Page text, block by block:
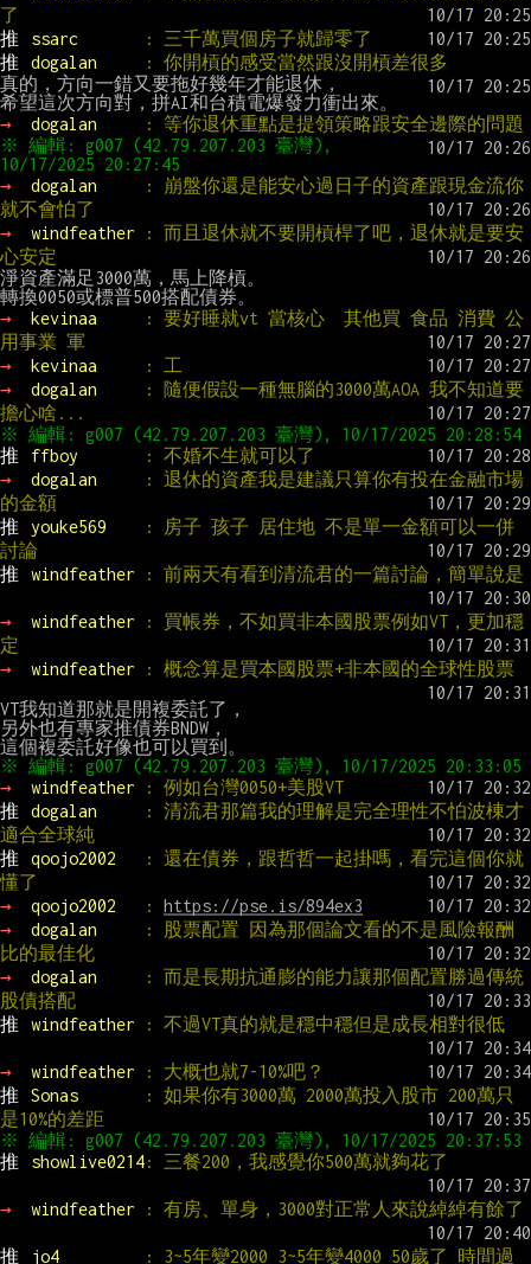
了
推
ssarc
: 三千萬買個房子就歸零了
推
dogalan
: 你開槓的感受當然跟沒開槓差很多
真的，方向一錯又要拖好幾年才能退休，
→
dogalan
: 等你退休重點是提領策略跟安全邊際的問題
※ 編輯: g007 (42.79.207.203 臺灣),
→
dogalan
: 崩盤你還是能安心過日子的資產跟現金流你
就不會怕了
→
windfeather
: 而且退休就不要開槓桿了吧，退休就是要安
心安定
淨資產滿足3000萬，馬上降槓。
→
kevinaa
: 要好睡就vt 當核心  其他買 食品 消費 公
用事業 軍
→
kevinaa
: 工
→
dogalan
: 隨便假設一種無腦的3000萬AOA 我不知道要
擔心啥...
推
ffboy
: 不婚不生就可以了
→
dogalan
: 退休的資產我是建議只算你有投在金融市場
的金額
推
youke569
: 房子 孩子 居住地 不是單一金額可以一併
討論
推
windfeather : 前兩天有看到清流君的一篇討論，簡單說是
→ windfeather
: 買帳券，不如買非本國股票例如VT，更加穩
定
→
windfeather
: 概念算是買本國股票+非本國的全球性股票
VT我知道那就是開複委託了，
另外也有專家推債券BNDW，
→
windfeather
: 例如台灣0050+美股VT
推
dogalan
: 清流君那篇我的理解是完全理性不怕波棟才
適合全球純
推
qoojo2002
: 還在債券，跟哲哲一起掛嗎，看完這個你就
懂了
→
qoojo2002 : https://pse.is/894ex3
→
dogalan
: 股票配置 因為那個論文看的不是風險報酬
比的最佳化
→
dogalan
: 而是長期抗通膨的能力讓那個配置勝過傳統
股債搭配
推
windfeather : 不過VT真的就是穩中穩但是成長相對很低
→ windfeather
: 大概也就7-10%吧？
推
Sonas
: 如果你有3000萬 2000萬投入股市 200萬只
是10%的差距
推
showlive0214: 三餐200，我感覺你500萬就夠花了
→ windfeather : 有房、單身，3000對正常人來說綽綽有餘了
推 jo4 : 3~5年變2000 3~5年變4000 50歲了 時間過